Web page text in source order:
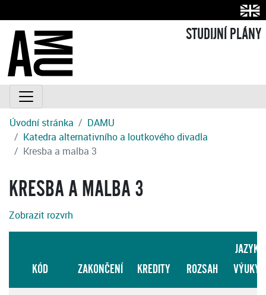
STUDIJNÍ PLÁNY
Úvodní stránka
DAMU
Katedra alternativního a loutkového divadla
Kresba a malba 3
KRESBA A MALBA 3
Zobrazit rozvrh
KÓD ZAKONČENÍ KREDITY ROZSAH
JAZYK
VÝUKY